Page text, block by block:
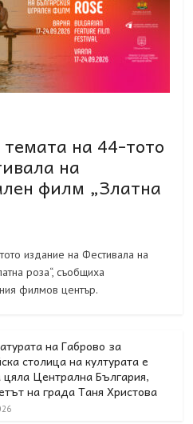
на 44-тото
на
филм „Златна
издание на Фестивала на
роза“, съобщиха
филмов център.
на Габрово за
столица на културата е
Централна България,
на града Таня Христова